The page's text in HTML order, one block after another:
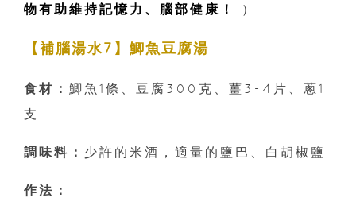
物有助維持記憶力、腦部健康！
）
【補腦湯水7】鯽魚豆腐湯
食材： 鯽魚1條、豆腐300克、薑3-4片、蔥1
支
調味料： 少許的米酒，適量的鹽巴、白胡椒鹽
作法：